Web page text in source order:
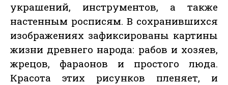
украшений, инструментов, а также
настенным росписям. В сохранившихся
изображениях зафиксированы картины
жизни древнего народа: рабов и хозяев,
жрецов, фараонов и простого люда.
Красота этих рисунков пленяет, и